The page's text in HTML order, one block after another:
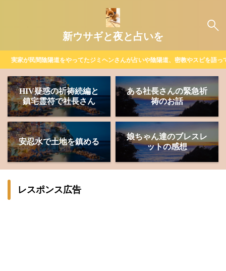
新ウサギと夜と占いを
実家が民間陰陽道をやってたジミヘンさんが占いや陰陽道、密教やスピを語
HIV疑惑の祈祷続編と
鎮宅霊符で社長さん
ある社長さんの緊急祈
祷のお話
安忍水で土地を鎮める
娘ちゃん達のブレスレ
ットの感想
レスポンス広告